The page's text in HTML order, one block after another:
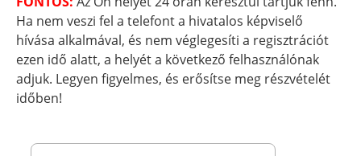
Ha nem veszi fel a telefont a hivatalos képviselő
hívása alkalmával, és nem véglegesíti a regisztrációt
ezen idő alatt, a helyét a következő felhasználónak
adjuk. Legyen figyelmes, és erősítse meg részvételét
időben!